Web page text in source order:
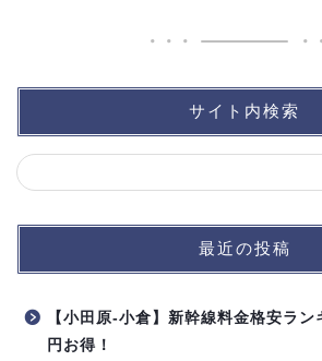
サイト内検索
最近の投稿
【小田原-小倉】新幹線料金格安ラ
円お得！